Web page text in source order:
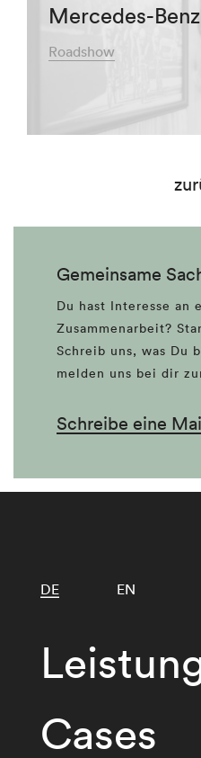
Mercedes-
Roadshow
Gemeinsame
Du hast Interesse an
Zusammenarbeit?
Schreib uns, was Du
melden uns bei dir
Schreibe eine
Cases
DE EN